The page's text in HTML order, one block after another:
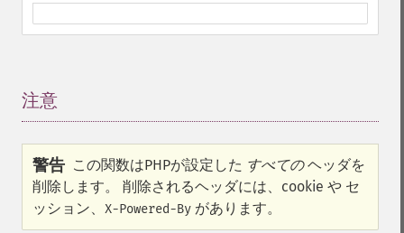
注意
警告 この関数はPHPが設定した すべてのヘッダを
削除します。 削除されるヘッダには、cookie や セ
ッション、 X-Powered-By があります。